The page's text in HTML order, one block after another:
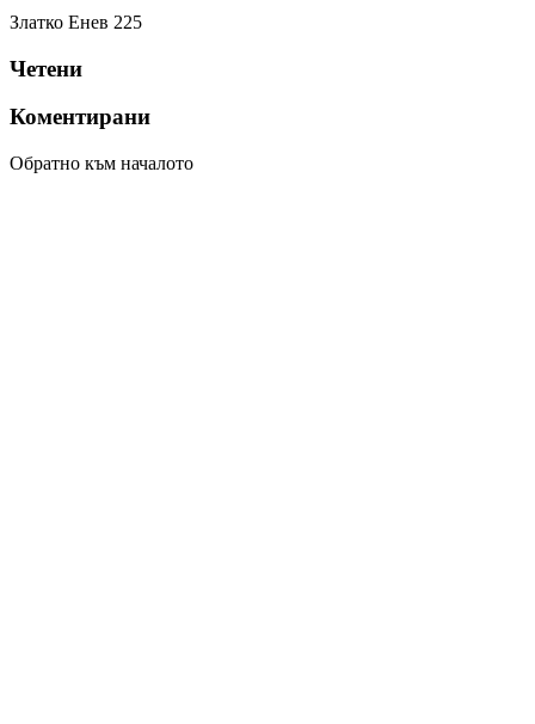
Златко Енев 225
Четени
Коментирани
Обратно към началото